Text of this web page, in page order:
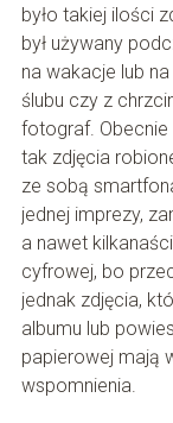
było takiej ilości
był używany
na wakacje lub
ślubu czy z
fotograf.
tak zdjęcia
ze sobą
jednej imprezy,
a nawet
cyfrowej, bo
jednak zdjęcia,
albumu lub
papierowej mają
wspomnienia.